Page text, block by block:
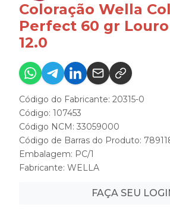
Coloração Wella
Perfect 60 gr
12.0
Código do Fabricante: 20315-0
Código: 107453
Código NCM: 33059000
Código de Barras do Produto:
Embalagem: PC/1
Fabricante: WELLA
FAÇA SEU